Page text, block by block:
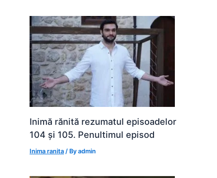
Inimă rănită rezumatul episoadelor
104 și 105. Penultimul episod
Inima ranita / Byadmin